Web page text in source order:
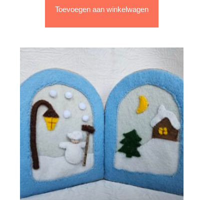
Toevoegen aan winkelwagen